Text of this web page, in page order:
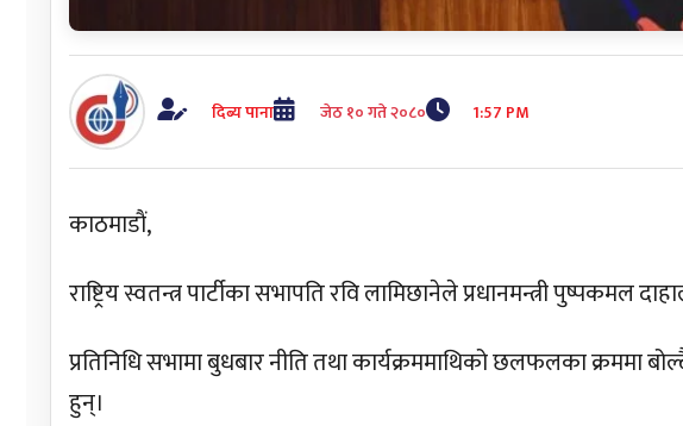
दिब्य पाना जेठ १० गते २०८० 1:57 PM
काठमाडाैं,
राष्ट्रिय स्वतन्त्र पार्टीका सभापति रवि लामिछानेले प्रधानमन्त्री
प्रतिनिधि सभामा बुधबार नीति तथा कार्यक्रममाथिको छलफलका क्रममा
हुन्।